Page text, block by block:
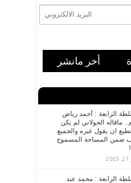
أخر مانشر
الرابعة : أحمد رياض
ماقاله الجولاني لم يكن
ان يقول غيره والجميع
ضمن المساحة المسموح
الرابعة : محمد عبد